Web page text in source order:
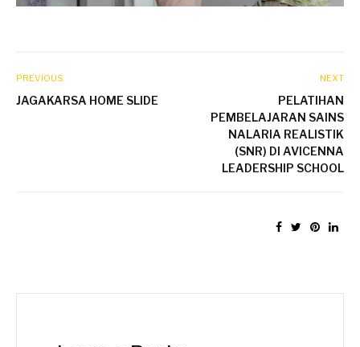
PREVIOUS
JAGAKARSA HOME SLIDE
NEXT
PELATIHAN
PEMBELAJARAN SAINS
NALARIA REALISTIK
(SNR) DI AVICENNA
LEADERSHIP SCHOOL